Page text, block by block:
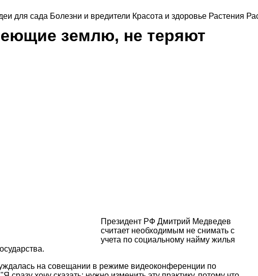
для сада Болезни и вредители Красота и здоровье Растения
землю, не теряют
Президент РФ Дмитрий Медведев
считает необходимым не снимать с
учета по социальному найму жилья
на совещании в режиме видеоконференции по